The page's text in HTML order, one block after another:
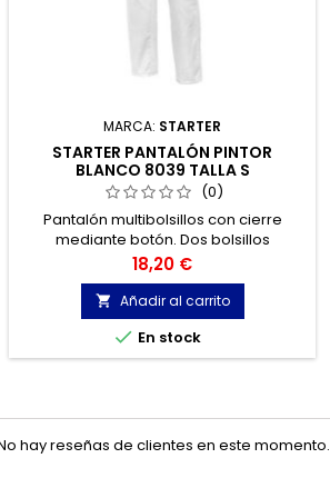
MARCA: STARTER
STARTER PANTALÓN PINTOR
BLANCO 8039 TALLA S
(0)
Pantalón multibolsillos con cierre
mediante botón. Dos bolsillos
delanteros de corte oblícuo, dos
laterales con solapa y otro trasero.
Precio
18,20 €
 Añadir al carrito
 En stock
hay reseñas de clientes en este momento.